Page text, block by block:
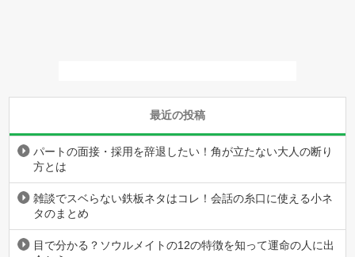
最近の投稿
パートの面接・採用を辞退したい！角が立たない大人の断り
方とは
雑談でスベらない鉄板ネタはコレ！会話の糸口に使える小ネ
タのまとめ
目で分かる？ソウルメイトの12の特徴を知って運命の人に出